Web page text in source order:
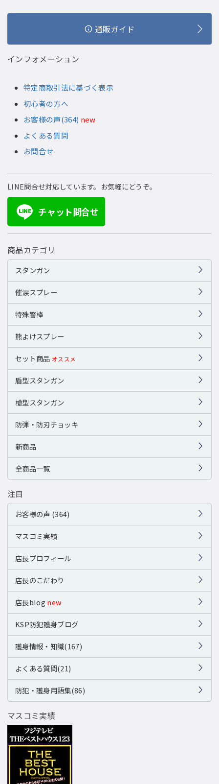
通販ガイド
インフォメーション
特定商取引法に基づく表示
初心者の方へ
お客様の声(364) new
よくある質問
お問合せ
LINE問合せ対応しています。お気軽にどうぞ。
LINE チャット問合せ
商品カテゴリ
スタンガン
催涙スプレー
特殊警棒
熊よけスプレー
セット商品 オススメ
盾型スタンガン
槍型スタンガン
防弾・防刃チョッキ
新商品
全商品一覧
注目
お客様の声 (364)
マスコミ実績
店長プロフィール
店長のこだわり
店長blog new
KSP防犯護身ブログ
護身情報・知識(167)
よくある質問(21)
防犯・護身用語集(86)
マスコミ実績